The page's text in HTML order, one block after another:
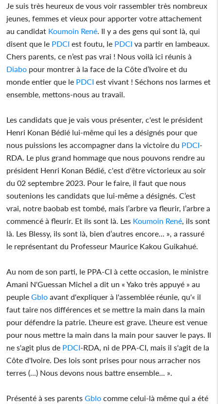
Je suis très heureux de vous voir rassembler très nombreux
jeunes, femmes et vieux pour apporter votre attachement
au candidat Koumoin René . Il y a des gens qui sont là, qui
disent que le PDCI est foutu, le PDCI va partir en lambeaux.
Chers parents, ce n’est pas vrai ! Nous voilà ici réunis à
Diabo pour montrer à la face de la Côte d’Ivoire et du
monde entier que le PDCI est vivant ! Séchons nos larmes et
ensemble, mettons-nous au travail.
Les candidats que je vais vous présenter, c'est le président
Henri Konan Bédié lui-même qui les a désignés pour que
nous puissions les accompagner dans la victoire du PDCI-
RDA. Le plus grand hommage que nous pouvons rendre au
président Henri Konan Bédié, c'est d'être victorieux au soir
du 02 septembre 2023. Pour le faire, il faut que nous
soutenions les candidats que lui-même a désignés. C’est
vrai, notre baobab est tombé, mais l’arbre va fleurir, l’arbre a
commencé à fleurir. Et ils sont là. Les Koumoin René , ils sont
là. Les Blessy, ils sont là, bien d’autres encore... », a rassuré
le représentant du Professeur Maurice Kakou Guikahué.
Au nom de son parti, le PPA-CI à cette occasion, le ministre
Amani N'Guessan Michel a dit un « Yako très appuyé » au
peuple Gblo avant d'expliquer à l'assemblée réunie, qu'« il
faut taire nos différences et se mettre la main dans la main
pour défendre la patrie. L'heure est grave. L'heure est venue
pour nous mettre la main dans la main pour sauver le pays. Il
ne s'agit plus de PDCI-RDA, ni de PPA-CI, mais il s'agit de la
Côte d'Ivoire. Des lois sont prises pour nous arracher nos
terres (...) Nous devons nous battre ensemble... ».
Présenté à ses parents Gblo comme celui-là même qui a été